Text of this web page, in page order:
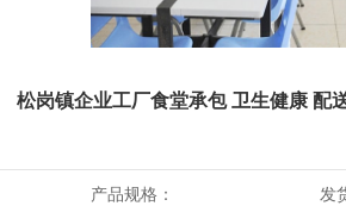
松岗镇企业工厂食堂承包 卫生健康 配
产品规格： 发